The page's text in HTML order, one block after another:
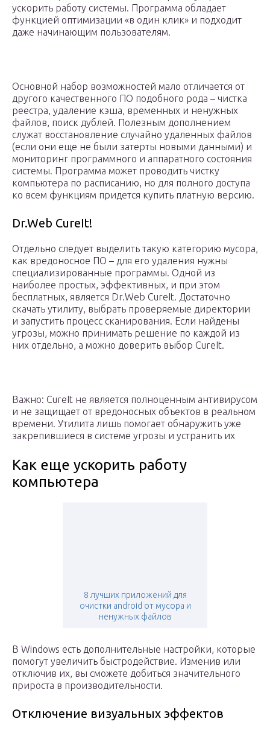
ускорить работу системы. Программа обладает
функцией оптимизации «в один клик» и подходит
даже начинающим пользователям.
Основной набор возможностей мало отличается от
другого качественного ПО подобного рода – чистка
реестра, удаление кэша, временных и ненужных
файлов, поиск дублей. Полезным дополнением
служат восстановление случайно удаленных файлов
(если они еще не были затерты новыми данными) и
мониторинг программного и аппаратного состояния
системы. Программа может проводить чистку
компьютера по расписанию, но для полного доступа
ко всем функциям придется купить платную версию.
Dr.Web CureIt!
Отдельно следует выделить такую категорию мусора,
как вредоносное ПО – для его удаления нужны
специализированные программы. Одной из
наиболее простых, эффективных, и при этом
бесплатных, является Dr.Web CureIt. Достаточно
скачать утилиту, выбрать проверяемые директории
и запустить процесс сканирования. Если найдены
угрозы, можно принимать решение по каждой из
них отдельно, а можно доверить выбор CureIt.
Важно: CureIt не является полноценным антивирусом
и не защищает от вредоносных объектов в реальном
времени. Утилита лишь помогает обнаружить уже
закрепившиеся в системе угрозы и устранить их
Как еще ускорить работу
компьютера
8 лучших приложений для
очистки android от мусора и
ненужных файлов
В Windows есть дополнительные настройки, которые
помогут увеличить быстродействие. Изменив или
отключив их, вы сможете добиться значительного
прироста в производительности.
Отключение визуальных эффектов